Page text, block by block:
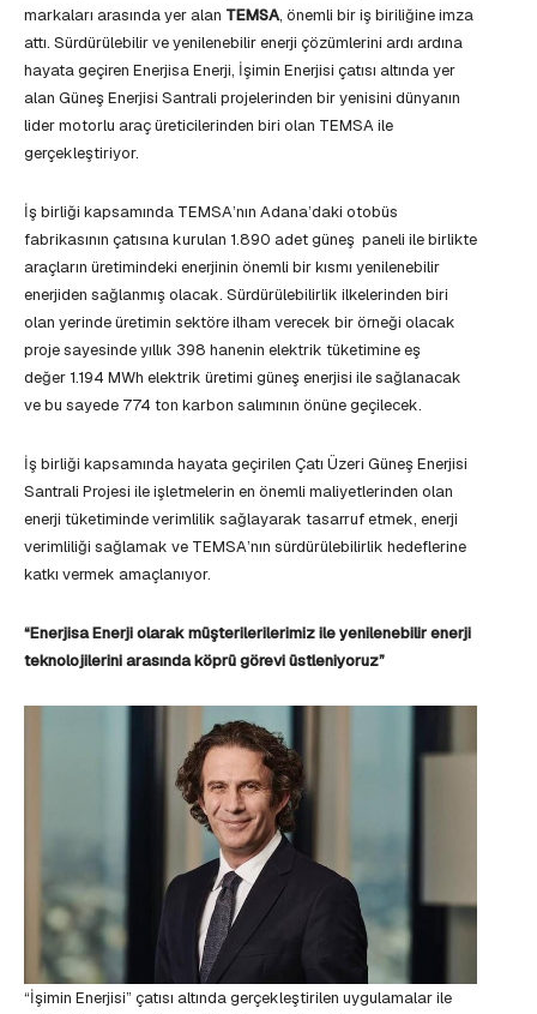
markaları arasında yer alan TEMSA, önemli bir iş biriliğine imza
attı. Sürdürülebilir ve yenilenebilir enerji çözümlerini ardı ardına
hayata geçiren Enerjisa Enerji, İşimin Enerjisi çatısı altında yer
alan Güneş Enerjisi Santrali projelerinden bir yenisini dünyanın
lider motorlu araç üreticilerinden biri olan TEMSA ile
gerçekleştiriyor.
İş birliği kapsamında TEMSA’nın Adana’daki otobüs
fabrikasının çatısına kurulan 1.890 adet güneş paneli ile birlikte
araçların üretimindeki enerjinin önemli bir kısmı yenilenebilir
enerjiden sağlanmış olacak. Sürdürülebilirlik ilkelerinden biri
olan yerinde üretimin sektöre ilham verecek bir örneği olacak
proje sayesinde yıllık 398 hanenin elektrik tüketimine eş
değer 1.194 MWh elektrik üretimi güneş enerjisi ile sağlanacak
ve bu sayede 774 ton karbon salımının önüne geçilecek.
İş birliği kapsamında hayata geçirilen Çatı Üzeri Güneş Enerjisi
Santrali Projesi ile işletmelerin en önemli maliyetlerinden olan
enerji tüketiminde verimlilik sağlayarak tasarruf etmek, enerji
verimliliği sağlamak ve TEMSA’nın sürdürülebilirlik hedeflerine
katkı vermek amaçlanıyor.
“Enerjisa Enerji olarak müşterilerilerimiz ile yenilenebilir enerji
teknolojilerini arasında köprü görevi üstleniyoruz”
“İşimin Enerjisi” çatısı altında gerçekleştirilen uygulamalar ile